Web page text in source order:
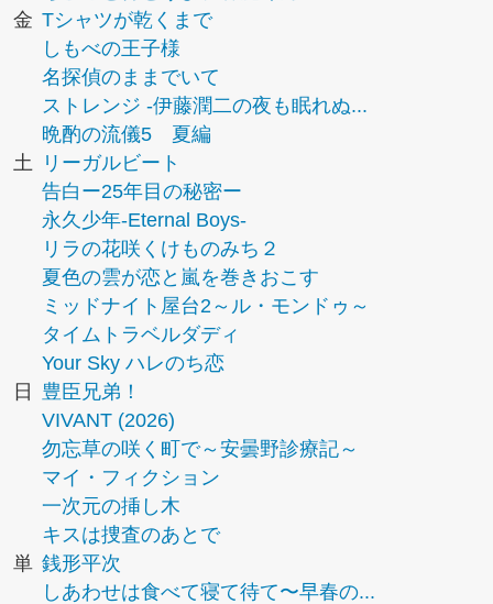
金 Tシャツが乾くまで
しもべの王子様
名探偵のままでいて
ストレンジ -伊藤潤二の夜も眠れぬ...
晩酌の流儀5 夏編
土
リーガルビート
告白ー25年目の秘密ー
永久少年-Eternal Boys-
リラの花咲くけものみち２
夏色の雲が恋と嵐を巻きおこす
ミッドナイト屋台2～ル・モンドゥ～
タイムトラベルダディ
Your Sky ハレのち恋
日
豊臣兄弟！
VIVANT (2026)
勿忘草の咲く町で～安曇野診療記～
マイ・フィクション
一次元の挿し木
キスは捜査のあとで
単 銭形平次
しあわせは食べて寝て待て〜早春の...